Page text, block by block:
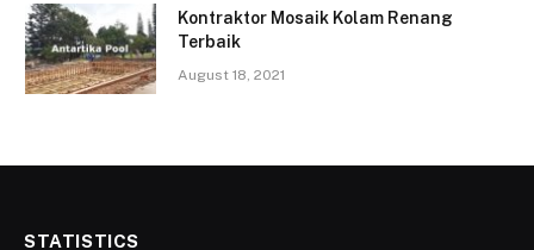
Kontraktor Mosaik Kolam Renang
Terbaik
August 18, 2021
STATISTICS